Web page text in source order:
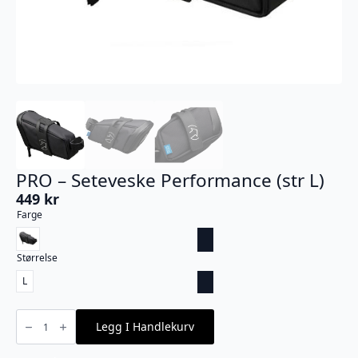
PRO – Seteveske Performance (str L)
449 kr
Farge
Størrelse
L
PRO
Seteveske
Performance
Legg I Handlekurv